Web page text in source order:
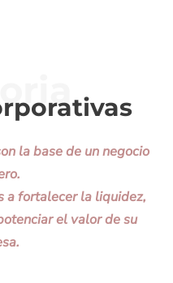
la base de un negocio
a fortalecer la liquidez,
el valor de su